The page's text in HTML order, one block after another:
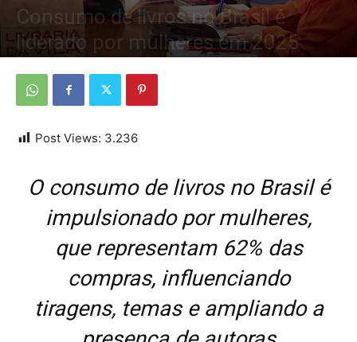
Consumo de livros no Brasil é
liderado por mulheres em 2025
Post Views: 3.236
O consumo de livros no Brasil é
impulsionado por mulheres,
que representam 62% das
compras, influenciando
tiragens, temas e ampliando a